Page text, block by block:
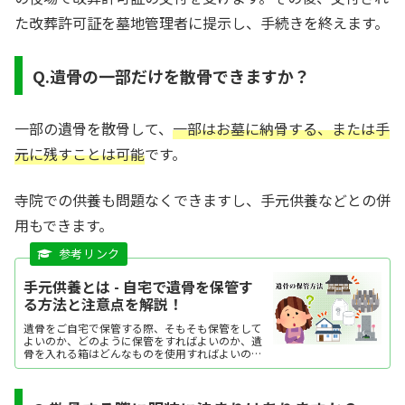
た改葬許可証を墓地管理者に提示し、手続きを終えます。
Q.遺骨の一部だけを散骨できますか？
一部の遺骨を散骨して、 一部はお墓に納骨する、または手
元に残すことは可能です。
寺院での供養も問題なくできますし、手元供養などとの併
用もできます。
手元供養とは - 自宅で遺骨を保管す
る方法と注意点を解説！
遺骨をご自宅で保管する際、そもそも保管をして
よいのか、どのように保管をすればよいのか、遺
骨を入れる箱はどんなものを使用すればよいのか
など疑問が出てくるかと思います。ここでは、自